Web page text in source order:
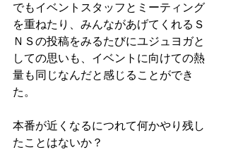
でもイベントスタッフとミーティング
を重ねたり、みんながあげてくれるＳ
ＮＳの投稿をみるたびにユジュヨガと
しての思いも、イベントに向けての熱
量も同じなんだと感じることができ
た。
本番が近くなるにつれて何かやり残し
たことはないか？